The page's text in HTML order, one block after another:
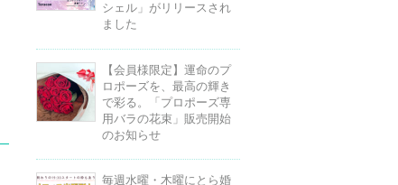
シェル」がリリースされ
ました
【会員様限定】運命のプ
ロポーズを、最高の輝き
で彩る。「プロポーズ専
用バラの花束」販売開始
のお知らせ
毎週水曜・木曜にとら婚